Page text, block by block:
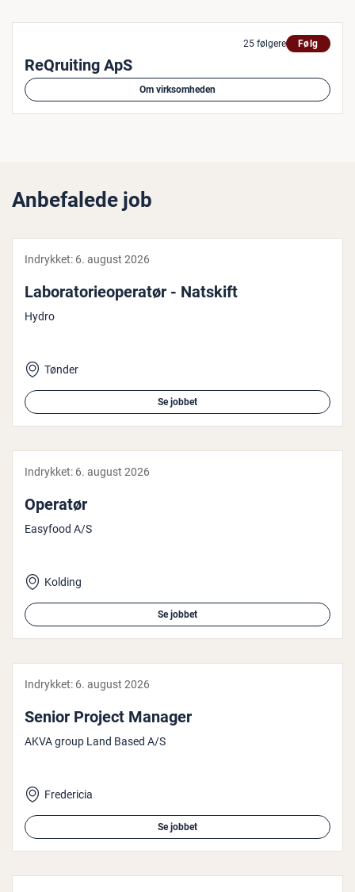
25 følgere Følg
ReQruiting ApS
Om virksomheden
Anbefalede job
Indrykket: 6. august 2026
La­bo­ra­to­ri­e­o­pe­ra­tør - Natskift
Hydro
Tønder
Se jobbet
Indrykket: 6. august 2026
Operatør
Easyfood A/S
Kolding
Se jobbet
Indrykket: 6. august 2026
Senior Project Manager
AKVA group Land Based A/S
Fredericia
Se jobbet